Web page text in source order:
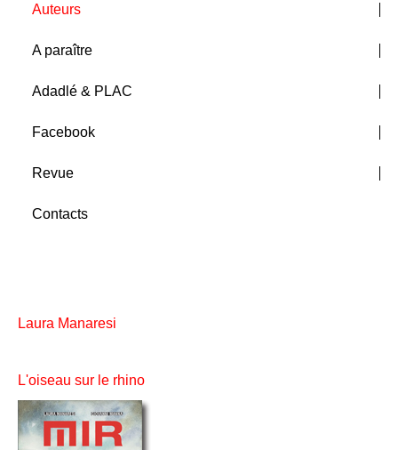
Auteurs
A paraître
Adadlé & PLAC
Facebook
Revue
Contacts
Laura Manaresi
L'oiseau sur le rhino